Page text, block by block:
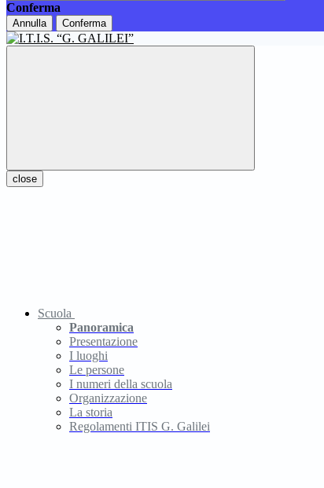
Conferma
Annulla Conferma
close
Scuola
Panoramica
Presentazione
I luoghi
Le persone
I numeri della scuola
Organizzazione
La storia
Regolamenti ITIS G. Galilei